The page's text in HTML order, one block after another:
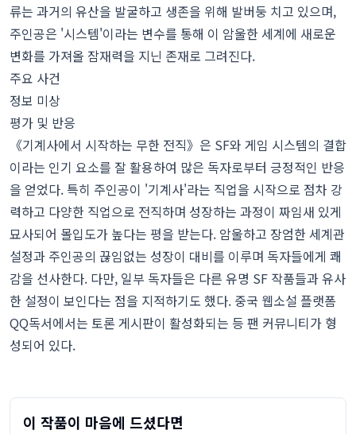
류는 과거의 유산을 발굴하고 생존을 위해 발버둥 치고 있으며,
주인공은 '시스템'이라는 변수를 통해 이 암울한 세계에 새로운
변화를 가져올 잠재력을 지닌 존재로 그려진다.
주요 사건
정보 미상
평가 및 반응
《기계사에서 시작하는 무한 전직》은 SF와 게임 시스템의 결합
이라는 인기 요소를 잘 활용하여 많은 독자로부터 긍정적인 반응
을 얻었다. 특히 주인공이 '기계사'라는 직업을 시작으로 점차 강
력하고 다양한 직업으로 전직하며 성장하는 과정이 짜임새 있게
묘사되어 몰입도가 높다는 평을 받는다. 암울하고 장엄한 세계관
설정과 주인공의 끊임없는 성장이 대비를 이루며 독자들에게 쾌
감을 선사한다. 다만, 일부 독자들은 다른 유명 SF 작품들과 유사
한 설정이 보인다는 점을 지적하기도 했다. 중국 웹소설 플랫폼
QQ독서에서는 토론 게시판이 활성화되는 등 팬 커뮤니티가 형
성되어 있다.
이 작품이 마음에 드셨다면